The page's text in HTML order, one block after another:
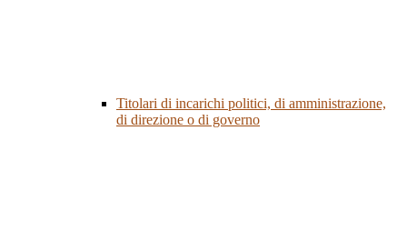
Titolari di incarichi politici, di amministrazione,
di direzione o di governo